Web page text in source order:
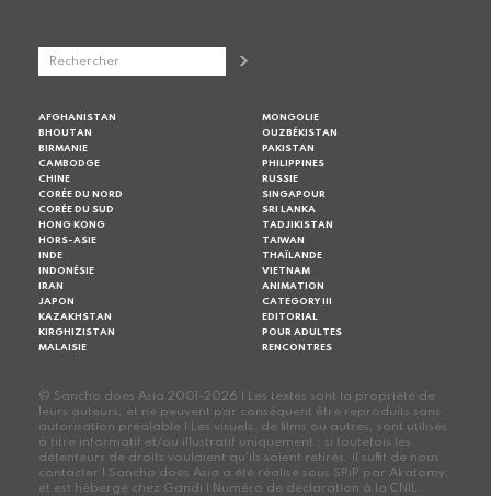
AFGHANISTAN
BHOUTAN
BIRMANIE
CAMBODGE
CHINE
CORÉE DU NORD
CORÉE DU SUD
HONG KONG
HORS-ASIE
INDE
INDONÉSIE
IRAN
JAPON
KAZAKHSTAN
KIRGHIZISTAN
MALAISIE
MONGOLIE
OUZBÉKISTAN
PAKISTAN
PHILIPPINES
RUSSIE
SINGAPOUR
SRI LANKA
TADJIKISTAN
TAIWAN
THAÏLANDE
VIETNAM
ANIMATION
CATEGORY III
EDITORIAL
POUR ADULTES
RENCONTRES
© Sancho does Asia 2001-2026 | Les textes sont la propriété de
leurs auteurs, et ne peuvent par conséquent être reproduits sans
autorisation préalable | Les visuels, de films ou autres, sont utilisés
à titre informatif et/ou illustratif uniquement ; si toutefois les
détenteurs de droits voulaient qu'ils soient retirés, il suffit de nous
contacter | Sancho does Asia a été réalisé sous SPiP par Akatomy,
et est hébergé chez Gandi | Numéro de déclaration à la CNIL :